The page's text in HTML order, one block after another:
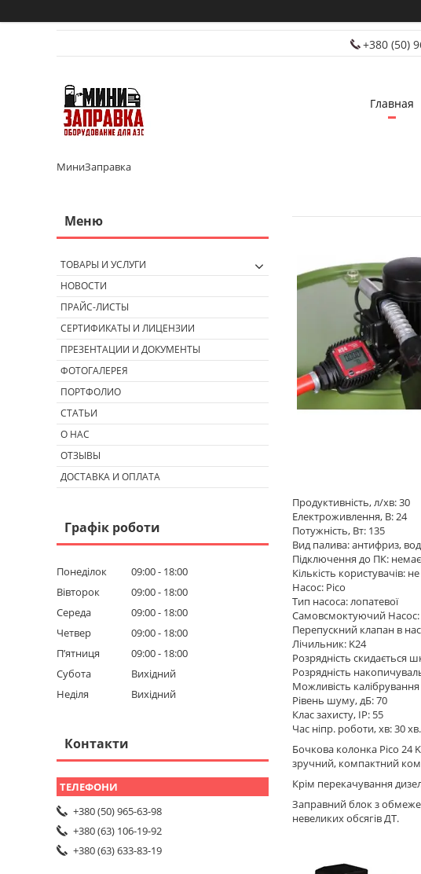
+380 (50)
МиниЗаправка
Главная
Продуктивність, л/хв: 30
Електроживлення, В: 24
Потужність, Вт: 135
Вид палива: антифриз,
Підключення до ПК: немає
Кількість користувачів:
Насос: Pico
Тип насоса: лопатевої
Самовсмоктуючий Насос:
Перепускний клапан в
Лічильник: K24
Розрядність скидається
Розрядність
Можливість
Рівень шуму, дБ: 70
Клас захисту, IP: 55
Час ніпр. роботи, хв: 30 хв.
Бочкова колонка Pico 24
зручний, компактний
Крім перекачування
Заправний блок з
невеликих обсягів ДТ.
ТОВАРЫ И УСЛУГИ
НОВОСТИ
ПРАЙС-ЛИСТЫ
СЕРТИФИКАТЫ И ЛИЦЕНЗИИ
ПРЕЗЕНТАЦИИ И ДОКУМЕНТЫ
ФОТОГАЛЕРЕЯ
ПОРТФОЛИО
СТАТЬИ
О НАС
ОТЗЫВЫ
ДОСТАВКА И ОПЛАТА
Графік роботи
Понеділок 09:00
18:00
Вівторок
09:00
18:00
Середа
09:00
18:00
Четвер
09:00
18:00
Пʼятниця
09:00
18:00
Субота
Вихідний
Неділя
Вихідний
Контакти
+380 (50) 965-63-98
+380 (63) 106-19-92
+380 (63) 633-83-19